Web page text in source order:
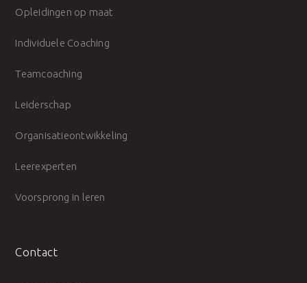
Opleidingen op maat
Individuele Coaching
Teamcoaching
Leiderschap
Organisatieontwikkeling
Leerexperten
Voorsprong in leren
Contact